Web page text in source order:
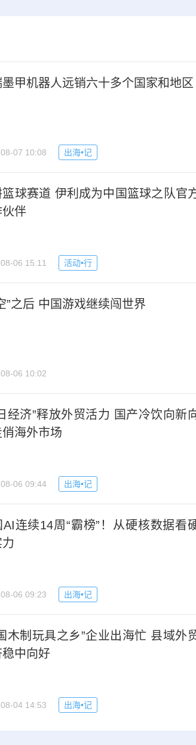
墨甲机器人远销六十多个国家和地区
07 10:08 出海•记
篮球赛道 伊利成为中国篮球之队官
伙伴
06 15:11 活动•行
”之后 中国游戏继续闯世界
06 10:02
经济”释放外贸活力 国产冷饮向新
俏海外市场
06 09:44 出海•记
AI连续14周“霸榜”！从硬核数据看
06 09:23 出海•记
木制玩具之乡”企业出海忙 县域外
中向好
04 14:53 出海•记